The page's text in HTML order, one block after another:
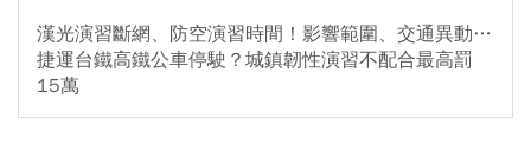
漢光演習斷網、防空演習時間！影響範圍、交通異動…
捷運台鐵高鐵公車停駛？城鎮韌性演習不配合最高罰
15萬